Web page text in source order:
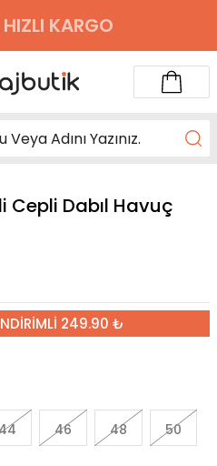
KARGO
Cepli Dabıl Havuç
249.90 ₺
46 48 50